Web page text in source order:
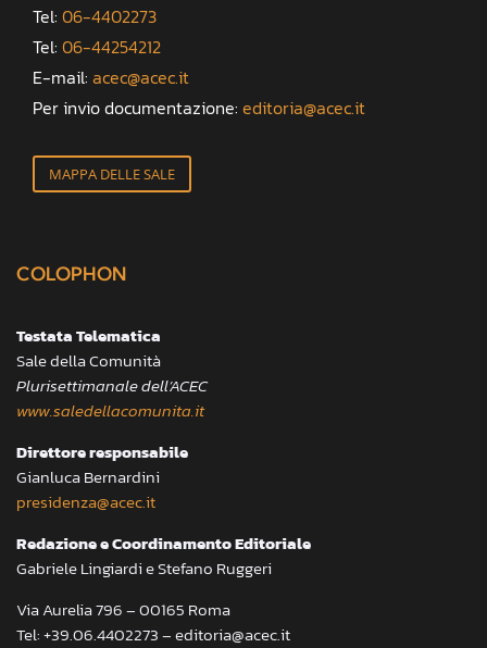
Tel: 06-4402273
Tel: 06-44254212
E-mail: acec@acec.it
Per invio documentazione: editoria@acec.it
MAPPA DELLE SALE
COLOPHON
Testata Telematica
Sale della Comunità
Plurisettimanale dell’ACEC
www.saledellacomunita.it
Direttore responsabile
Gianluca Bernardini
presidenza@acec.it
Redazione e Coordinamento Editoriale
Gabriele Lingiardi e Stefano Ruggeri
Via Aurelia 796 – 00165 Roma
Tel: +39.06.4402273 – editoria@acec.it